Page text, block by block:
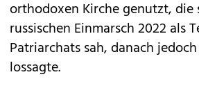
orthodoxen Kirche genutzt, die
russischen Einmarsch 2022 als
Patriarchats sah, danach
lossagte.